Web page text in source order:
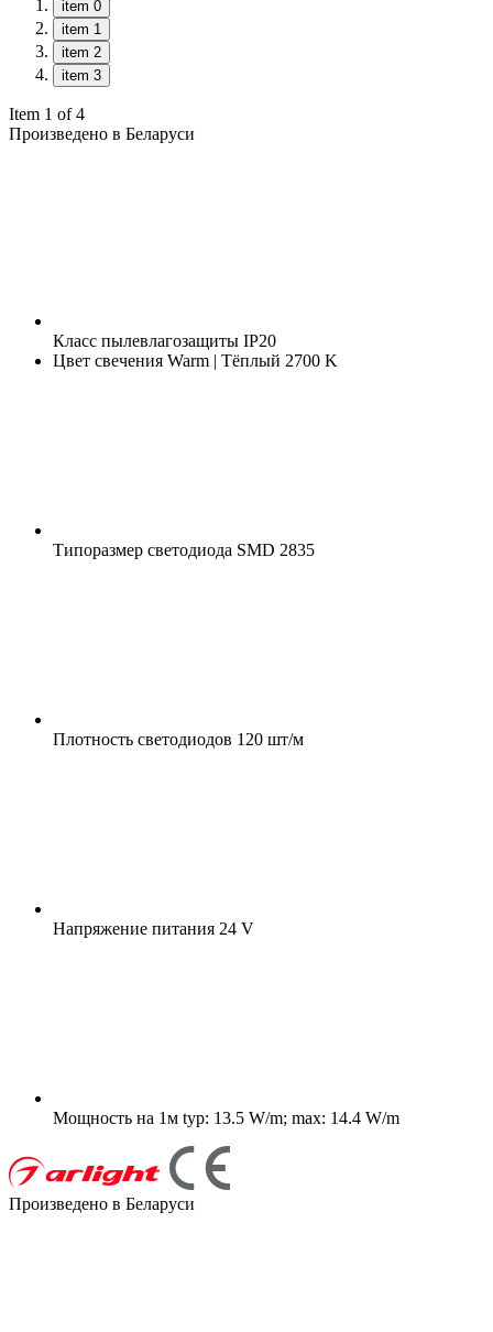
item 0
item 1
item 2
item 3
Item 1 of 4
Произведено в Беларуси
Класс пылевлагозащиты IP20
Цвет свечения Warm | Тёплый 2700 K
Типоразмер светодиода SMD 2835
Плотность светодиодов 120 шт/м
Напряжение питания 24 V
Мощность на 1м typ: 13.5 W/m; max: 14.4 W/m
Произведено в Беларуси